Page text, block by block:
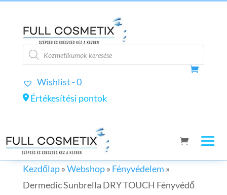
Products
search
Wishlist -0
Értékesítési pontok
Kezdőlap»Webshop» Fényvédelem »
Dermedic Sunbrella DRY TOUCH Fényvédő